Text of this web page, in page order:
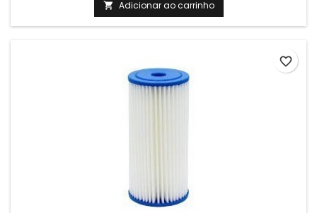
 Adicionar ao carrinho
favorite_border